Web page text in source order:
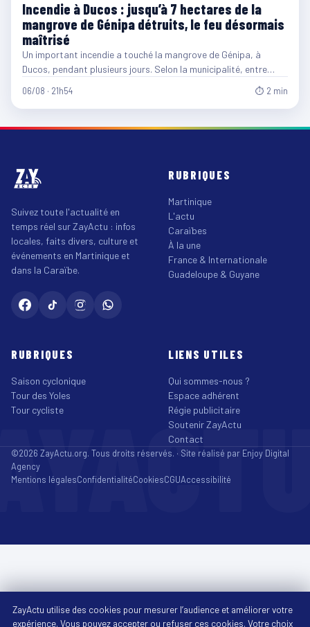
Incendie à Ducos : jusqu’à 7 hectares de la
mangrove de Génipa détruits, le feu désormais
maîtrisé
Un important incendie a touché la mangrove de Génipa, à
Ducos, pendant plusieurs jours. Selon la municipalité, entre…
06/08 · 21h54 ⏱ 2 min
Suivez toute l'actualité en
temps réel sur ZayActu : infos
locales, faits divers, culture et
événements en Martinique et
dans la Caraïbe.
RUBRIQUES
Martinique
L'actu
Caraïbes
À la une
France & Internationale
Guadeloupe & Guyane
RUBRIQUES
Saison cyclonique
Tour des Yoles
Tour cycliste
LIENS UTILES
Qui sommes-nous ?
Espace adhérent
Régie publicitaire
Soutenir ZayActu
Contact
©2026 ZayActu.org. Tous droits réservés. · Site réalisé par Enjoy Digital
Agency
Mentions légalesConfidentialitéCookiesCGUAccessibilité
ZayActu utilise des cookies pour mesurer l’audience et améliorer votre
expérience. Vous pouvez accepter ou refuser ces cookies. Votre choix